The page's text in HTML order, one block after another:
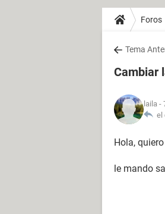
Foros
Tema
Cambiar
laila -
el
Hola,
le mando